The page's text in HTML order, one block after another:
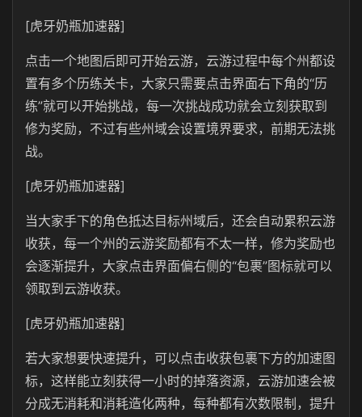
[虎牙奶瓶加速器]
点击一个地图后即可开始云游，云游过程中每个州都设
置有多个历练关卡，大家只需要点击界面右下角的“历
练”就可以开始挑战，每一次挑战成功就会立刻获取到
修为奖励，不过有些州域会设置境界要求，前期无法挑
战。
[虎牙奶瓶加速器]
当大家手下的角色抵达目标州域后，还会自动累积云游
收获，每一个州的云游奖励都有不太一样，修为奖励也
会逐渐提升，大家点击界面偏右侧的“包裹”图标就可以
领取到云游收获。
[虎牙奶瓶加速器]
若大家想要快速提升，可以点击收获包裹下方的加速图
标，这样能立刻获得一小时的掉落资源，云游加速会被
分成无消耗和消耗造化两种，每种都有次数限制，提升